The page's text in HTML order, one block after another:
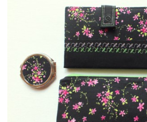
MOJE POSLEDNÍ PRÁCE